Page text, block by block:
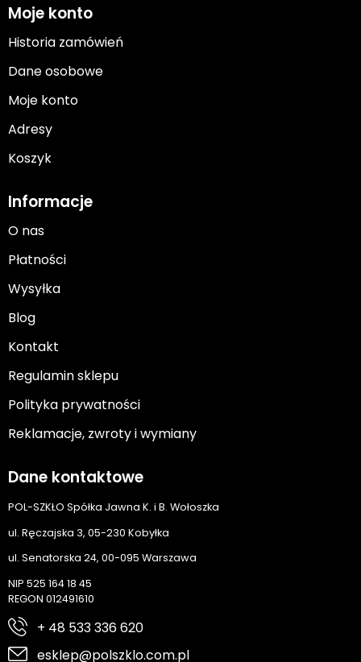
Moje konto
Historia zamówień
Dane osobowe
Moje konto
Adresy
Koszyk
Informacje
O nas
Płatności
Wysyłka
Blog
Kontakt
Regulamin sklepu
Polityka prywatności
Reklamacje, zwroty i wymiany
Dane kontaktowe
POL-SZKŁO Spółka Jawna K. i B. Wołoszka
ul. Ręczajska 3, 05-230 Kobyłka
ul. Senatorska 24, 00-095 Warszawa
NIP 525 164 18 45
REGON 012491610
+ 48 533 336 620
esklep@polszklo.com.pl